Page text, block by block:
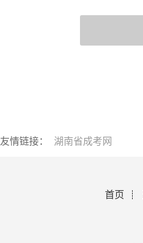
友情链接： 湖南省成考网
首页